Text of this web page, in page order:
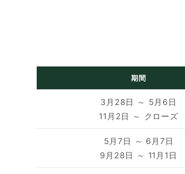
期間
3月28日 ～ 5月6日
11月2日 ～ クローズ
5月7日 ～ 6月7日
9月28日 ～ 11月1日